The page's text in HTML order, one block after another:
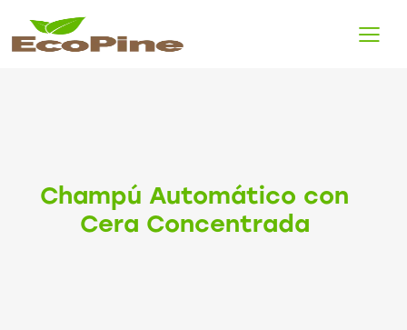
Champú Automático con
Cera Concentrada